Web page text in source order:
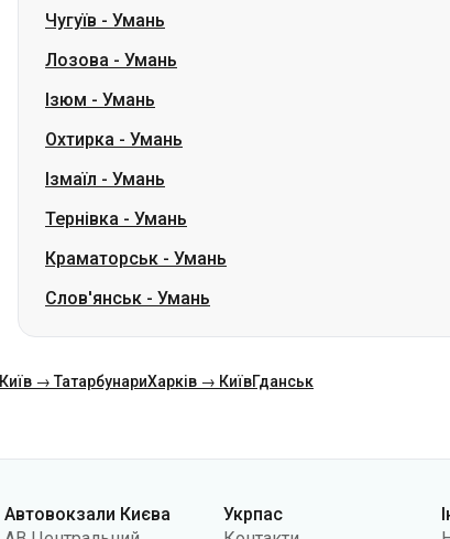
Чугуїв - Умань
Лозова - Умань
Ізюм - Умань
Охтирка - Умань
Ізмаїл - Умань
Тернівка - Умань
Краматорськ - Умань
Слов'янськ - Умань
Київ → ТатарбунариХарків → КиївГданськ
Автовокзали Києва
Укрпас